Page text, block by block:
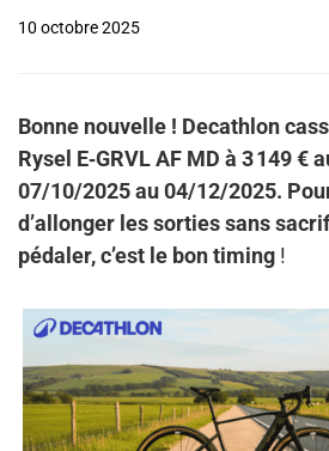
10 octobre 2025
Bonne nouvelle ! Decathlon
Rysel E‑GRVL AF MD à 3 149 €
07/10/2025 au 04/12/2025.
d’allonger les sorties sans
pédaler, c’est le bon timing !